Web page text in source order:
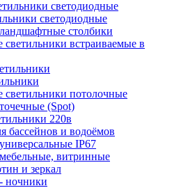
светодиодные
столбики
встраиваемые в
светильники потолочные
(Spot)
220в
бассейнов и водоёмов
IP67
витринные
и зеркал
ночники